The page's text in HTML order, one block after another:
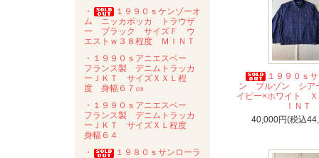
・
１９９０ｓケンゾーオ
ム ニッカポッカ トラウザ
ー ブラック サイズＦ ウ
エストｗ３８程度 ＭＩＮＴ
・１９９０ｓアニエスベー
フランス製 デニムトラッカ
ーＪＫＴ サイズＸＸＬ程
度 身幅６７㎝
・１９９０ｓアニエスベー
フランス製 デニムトラッカ
ーＪＫＴ サイズＸＬ程度
身幅６４
・
１９８０ｓサンローラ
１９９０ｓ
ン ブルゾン シア
イビー×ホワイト
ＩＮＴ
40,000円(税込